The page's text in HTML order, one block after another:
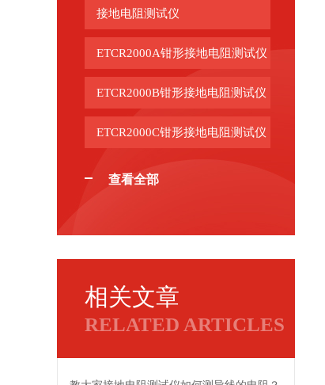
接地电阻测试仪
ETCR2000A钳形接地电阻测试仪
ETCR2000B钳形接地电阻测试仪
ETCR2000C钳形接地电阻测试仪
查看全部
相关文章
RELATED ARTICLES